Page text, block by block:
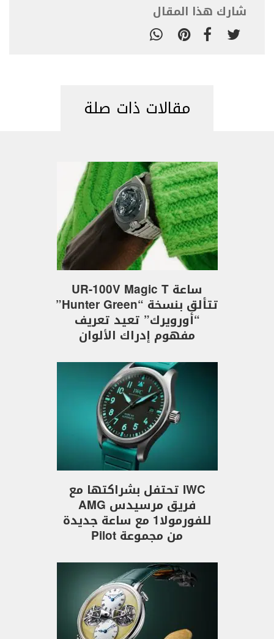
شارك هذا المقال
مقالات ذات صلة
ساعة UR-100V Magic T
تتألق بنسخة “Hunter Green”
“أورويرك” تعيد تعريف
مفهوم إدراك الألوان
IWC تحتفل بشراكتها مع
فريق مرسيدس AMG
للفورمولا1 مع ساعة جديدة
من مجموعة Pilot